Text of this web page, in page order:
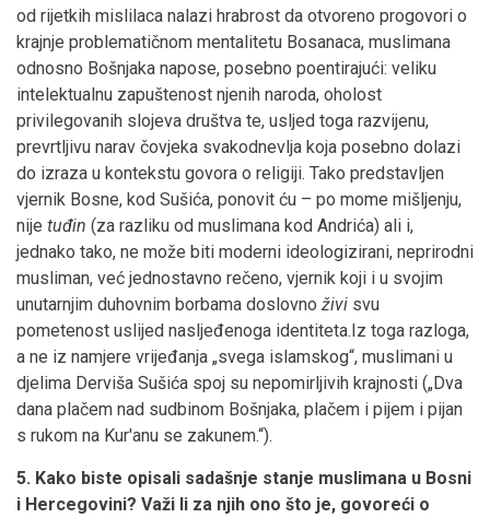
od rijetkih mislilaca nalazi hrabrost da otvoreno progovori o
krajnje problematičnom mentalitetu Bosanaca, muslimana
odnosno Bošnjaka napose, posebno poentirajući: veliku
intelektualnu zapuštenost njenih naroda, oholost
privilegovanih slojeva društva te, usljed toga razvijenu,
prevrtljivu narav čovjeka svakodnevlja koja posebno dolazi
do izraza u kontekstu govora o religiji. Tako predstavljen
vjernik Bosne, kod Sušića, ponovit ću – po mome mišljenju,
nije tuđin (za razliku od muslimana kod Andrića) ali i,
jednako tako, ne može biti moderni ideologizirani, neprirodni
musliman, već jednostavno rečeno, vjernik koji i u svojim
unutarnjim duhovnim borbama doslovno živi svu
pometenost uslijed nasljeđenoga identiteta.Iz toga razloga,
a ne iz namjere vrijeđanja „svega islamskog“, muslimani u
djelima Derviša Sušića spoj su nepomirljivih krajnosti („Dva
dana plačem nad sudbinom Bošnjaka, plačem i pijem i pijan
s rukom na Kur'anu se zakunem.“).
5. Kako biste opisali sadašnje stanje muslimana u Bosni
i Hercegovini? Važi li za njih ono što je, govoreći o